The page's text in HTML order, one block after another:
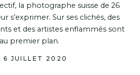
la photographe suisse de 26
s’exprimer. Sur ses clichés, des
et des artistes enflammés sont
au premier plan.
6 JUILLET 2020